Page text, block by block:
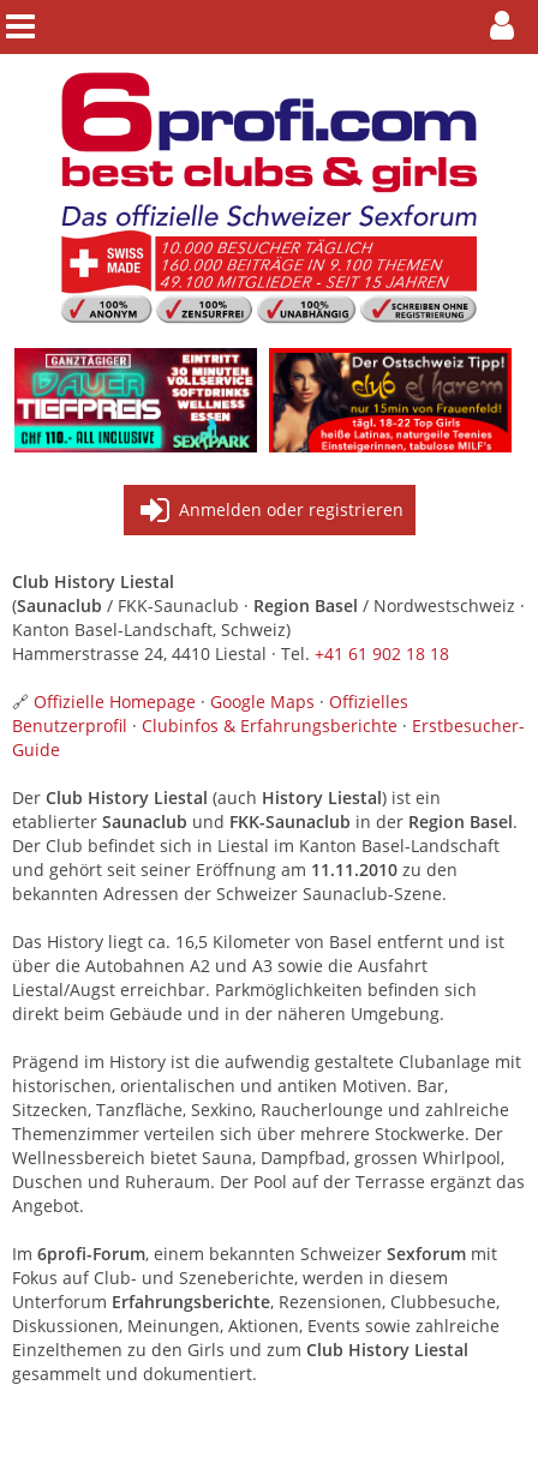
Anmelden oder registrieren
Club History Liestal
(Saunaclub / FKK-Saunaclub · Region Basel / Nordwestschweiz ·
Kanton Basel-Landschaft, Schweiz)
Hammerstrasse 24, 4410 Liestal · Tel. +41 61 902 18 18
🔗 Offizielle Homepage · Google Maps · Offizielles
Benutzerprofil · Clubinfos & Erfahrungsberichte · Erstbesucher-
Guide
Der Club History Liestal (auch History Liestal) ist ein
etablierter Saunaclub und FKK-Saunaclub in der Region Basel.
Der Club befindet sich in Liestal im Kanton Basel-Landschaft
und gehört seit seiner Eröffnung am 11.11.2010 zu den
bekannten Adressen der Schweizer Saunaclub-Szene.
Das History liegt ca. 16,5 Kilometer von Basel entfernt und ist
über die Autobahnen A2 und A3 sowie die Ausfahrt
Liestal/Augst erreichbar. Parkmöglichkeiten befinden sich
direkt beim Gebäude und in der näheren Umgebung.
Prägend im History ist die aufwendig gestaltete Clubanlage mit
historischen, orientalischen und antiken Motiven. Bar,
Sitzecken, Tanzfläche, Sexkino, Raucherlounge und zahlreiche
Themenzimmer verteilen sich über mehrere Stockwerke. Der
Wellnessbereich bietet Sauna, Dampfbad, grossen Whirlpool,
Duschen und Ruheraum. Der Pool auf der Terrasse ergänzt das
Angebot.
Im 6profi-Forum, einem bekannten Schweizer Sexforum mit
Fokus auf Club- und Szeneberichte, werden in diesem
Unterforum Erfahrungsberichte, Rezensionen, Clubbesuche,
Diskussionen, Meinungen, Aktionen, Events sowie zahlreiche
Einzelthemen zu den Girls und zum Club History Liestal
gesammelt und dokumentiert.